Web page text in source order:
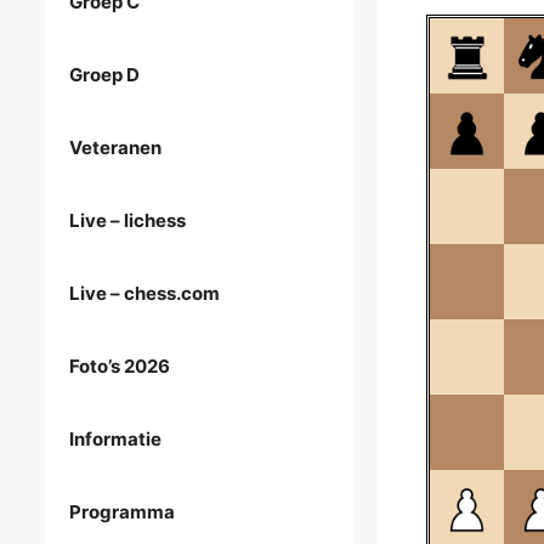
Groep D
Veteranen
Live – lichess
Live – chess.com
Foto’s 2026
Informatie
Programma